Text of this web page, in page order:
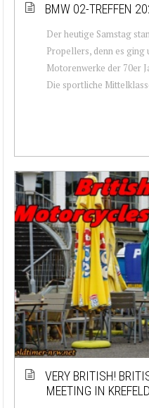
BMW 02-TREFFEN
Der heutige Samstag
Propellers, denn es ging
Motorenwerke der 70er
Die sportliche
VERY BRITISH!
MEETING IN